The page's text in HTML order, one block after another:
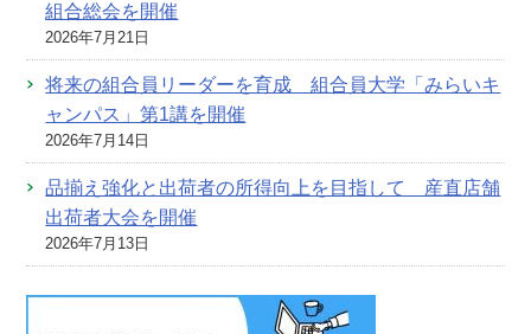
組合総会を開催
2026年7月21日
将来の組合員リーダーを育成 組合員大学「みらいキ
ャンパス」第1講を開催
2026年7月14日
品揃え強化と出荷者の所得向上を目指して 産直店舗
出荷者大会を開催
2026年7月13日